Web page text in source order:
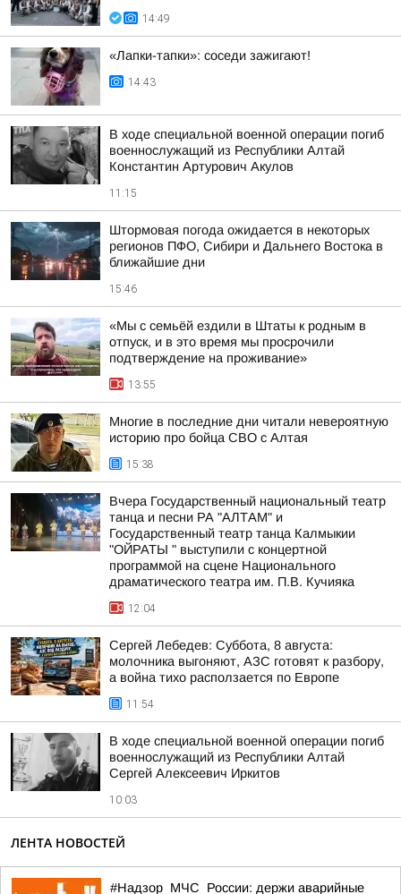
14:49
«Лапки-тапки»: соседи зажигают!
14:43
В ходе специальной военной операции погиб
военнослужащий из Республики Алтай
Константин Артурович Акулов
11:15
Штормовая погода ожидается в некоторых
регионов ПФО, Сибири и Дальнего Востока в
ближайшие дни
15:46
«Мы с семьёй ездили в Штаты к родным в
отпуск, и в это время мы просрочили
подтверждение на проживание»
13:55
Многие в последние дни читали невероятную
историю про бойца СВО с Алтая
15:38
Вчера Государственный национальный театр
танца и песни РА "АЛТАМ" и
Государственный театр танца Калмыкии
"ОЙРАТЫ " выступили с концертной
программой на сцене Национального
драматического театра им. П.В. Кучияка
12:04
Сергей Лебедев: Суббота, 8 августа:
молочника выгоняют, АЗС готовят к разбору,
а война тихо расползается по Европе
11:54
В ходе специальной военной операции погиб
военнослужащий из Республики Алтай
Сергей Алексеевич Иркитов
10:03
ЛЕНТА НОВОСТЕЙ
#Надзор_МЧС_России: держи аварийные